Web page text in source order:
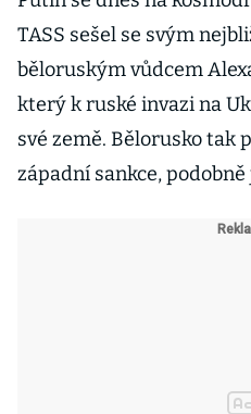
TASS sešel se svým
běloruským vůdcem
který k ruské invazi na
své země. Bělorusko tak
západní sankce, podobně